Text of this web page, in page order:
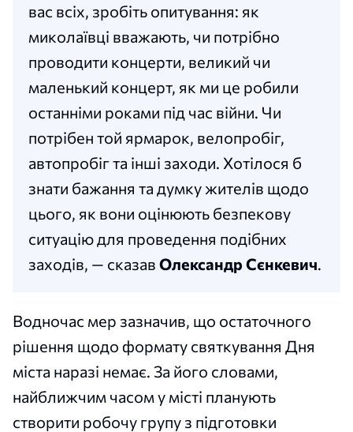
вас всіх, зробіть опитування: як
миколаївці вважають, чи потрібно
проводити концерти, великий чи
маленький концерт, як ми це робили
останніми роками під час війни. Чи
потрібен той ярмарок, велопробіг,
автопробіг та інші заходи. Хотілося б
знати бажання та думку жителів щодо
цього, як вони оцінюють безпекову
ситуацію для проведення подібних
заходів, — сказав Олександр Сєнкевич.
Водночас мер зазначив, що остаточного
рішення щодо формату святкування Дня
міста наразі немає. За його словами,
найближчим часом у місті планують
створити робочу групу з підготовки